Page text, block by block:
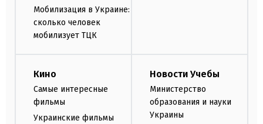
Мобилизация в Украине:
сколько человек
мобилизует ТЦК
Кино
Самые интересные
фильмы
Украинские фильмы
Новости Учебы
Министерство
образования и науки
Украины